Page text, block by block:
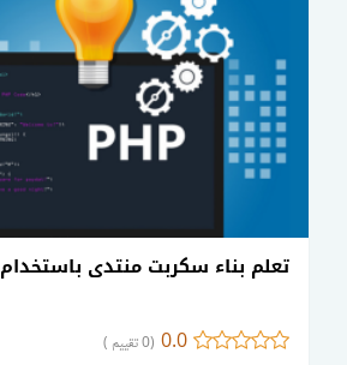
تعلم بناء سكربت منتدى باستخدام PHP & MySQL
0.0 (0 تقييم )